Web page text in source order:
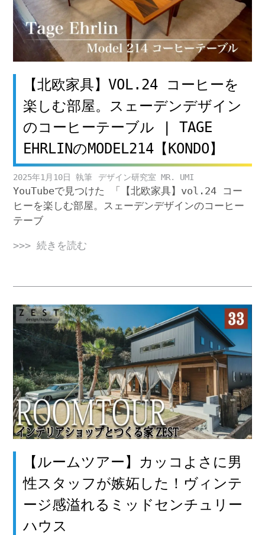
【北欧家具】VOL.24 コーヒーを
楽しむ部屋。スェーデンデザイン
のコーヒーテーブル | TAGE
EHRLINのMODEL214【KONDO】
2025年1月10日 デザイン研究室 MR. UMI
YouTubeで見つけた 「【北欧家具】vol.24 コー
ヒーを楽しむ部屋。スェーデンデザインのコーヒー
テーブ
>>> 続きを読む
【ルームツアー】カッコよさに男
性スタッフが嫉妬した！ヴィンテ
ージ感溢れるミッドセンチュリー
ハウス